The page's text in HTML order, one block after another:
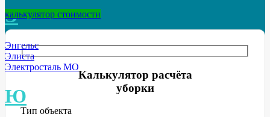
Э
Энгельс
Элиста
Электросталь МО
Ю
калькулятор стоимости
Калькулятор расчёта
уборки
Тип объекта